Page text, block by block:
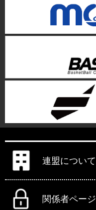
連盟について
関係者ページ